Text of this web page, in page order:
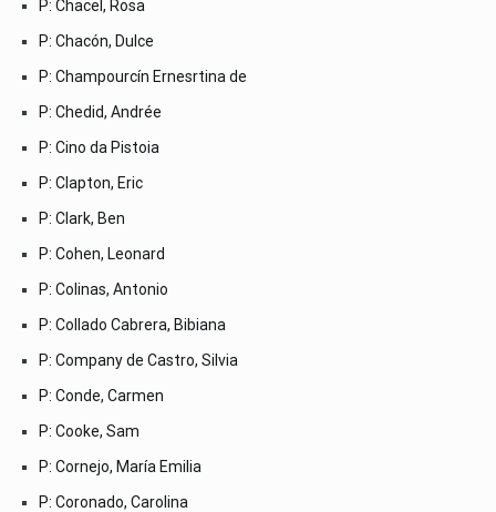
P: Chacel, Rosa
P: Chacón, Dulce
P: Champourcín Ernesrtina de
P: Chedid, Andrée
P: Cino da Pistoia
P: Clapton, Eric
P: Clark, Ben
P: Cohen, Leonard
P: Colinas, Antonio
P: Collado Cabrera, Bibiana
P: Company de Castro, Silvia
P: Conde, Carmen
P: Cooke, Sam
P: Cornejo, María Emilia
P: Coronado, Carolina